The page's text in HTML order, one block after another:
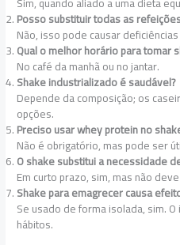
Posso substituir todas as
Não, isso pode causar
Qual o melhor horário para tomar
No café da manhã ou no jantar.
Shake industrializado é saudável?
Depende da composição; os
opções.
Preciso usar whey protein no
Não é obrigatório, mas pode ser
O shake substitui a necessidade
Em curto prazo, sim, mas não
Shake para emagrecer causa
Se usado de forma isolada, sim.
hábitos.